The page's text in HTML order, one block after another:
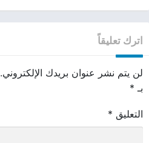
اترك تعليقاً
لن يتم نشر عنوان بريدك الإلكتروني.
بـ *
التعليق *